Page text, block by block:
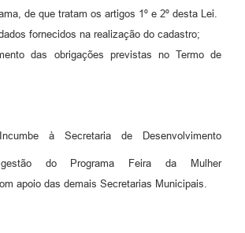
de que tratam os artigos 1º e 2º desta Lei.
fornecidos na realização do cadastro;
das obrigações previstas no Termo de
à Secretaria de Desenvolvimento
do Programa Feira da Mulher
apoio das demais Secretarias Municipais.